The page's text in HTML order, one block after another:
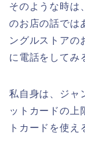
そのような時は
のお店の話では
ングルストアの
に電話をしてみ
私自身は、ジャ
ットカードの上
トカードを使え